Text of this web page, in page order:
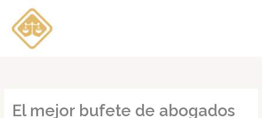
contenido
El mejor bufete de abogados